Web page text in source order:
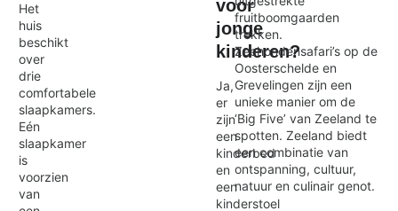
Het
huis
beschikt
over
drie
comfortabele
slaapkamers.
Eén
slaapkamer
is
voorzien
van
voor
jonge
kinderen?
Ja,
er
zijn
een
kinderbed
en
een
kinderstoel
fruitboomgaarden
trekken.
Zeehondensafari’s op de
Oosterschelde en
Grevelingen zijn een
unieke manier om de
‘Big Five’ van Zeeland te
spotten. Zeeland biedt
een combinatie van
ontspanning, cultuur,
natuur en culinair genot.